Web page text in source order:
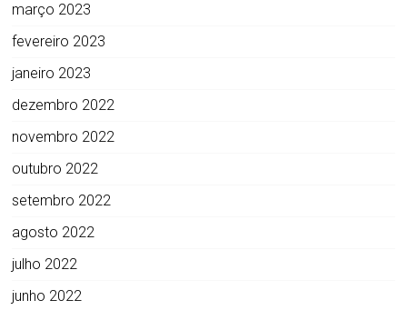
março 2023
fevereiro 2023
janeiro 2023
dezembro 2022
novembro 2022
outubro 2022
setembro 2022
agosto 2022
julho 2022
junho 2022